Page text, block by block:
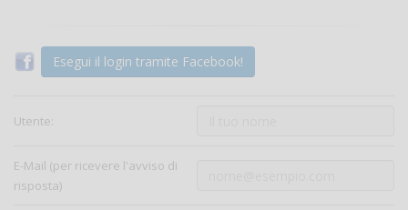
Esegui il login tramite Facebook!
Utente:
E-Mail (per ricevere l'avviso di
risposta)